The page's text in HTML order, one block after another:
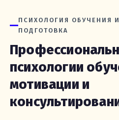
ПСИХОЛОГИЯ ОБУЧЕНИЯ
ПОДГОТОВКА
психологии
мотивации и